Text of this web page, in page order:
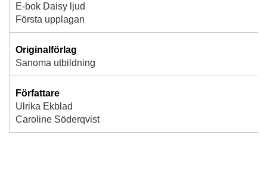
E-bok Daisy ljud
Första upplagan
Originalförlag
Sanoma utbildning
Författare
Ulrika Ekblad
Caroline Söderqvist